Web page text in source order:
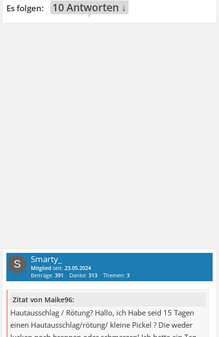
10 Antworten ↓
S Smarty_
Mitglied seit:23.05.2024
Beiträge:391 Danke:313 Themen:3
Zitat von Maike96:
Hautausschlag / Rötung? Hallo, ich Habe seid 15 Tagen
einen Hautausschlag/rötung/ kleine Pickel ? Die weder